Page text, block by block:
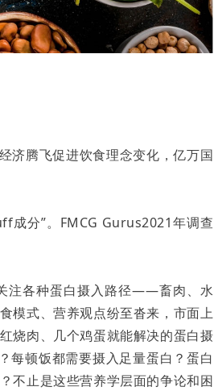
济腾飞促进饮食理念变化，亿万国
成分”。FMCG Gurus2021年调查
注各种蛋白摄入路径——畜肉、水
模式、营养观点纷至沓来，市面上
烧肉、几个鸡蛋就能解决的蛋白摄
每顿饭都需要摄入足量蛋白？蛋白
不止是这些营养学层面的争论和困